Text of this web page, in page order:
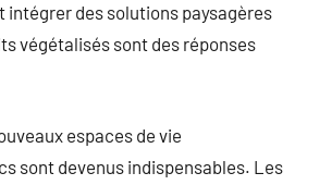
intégrer des solutions paysagères
végétalisés sont des réponses
espaces de vie
sont devenus indispensables. Les